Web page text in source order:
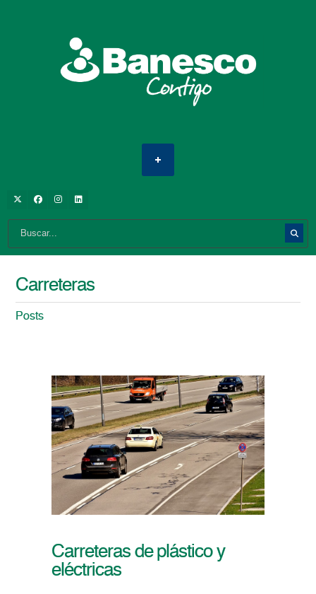
Carreteras
Posts
Carreteras de plástico y
eléctricas